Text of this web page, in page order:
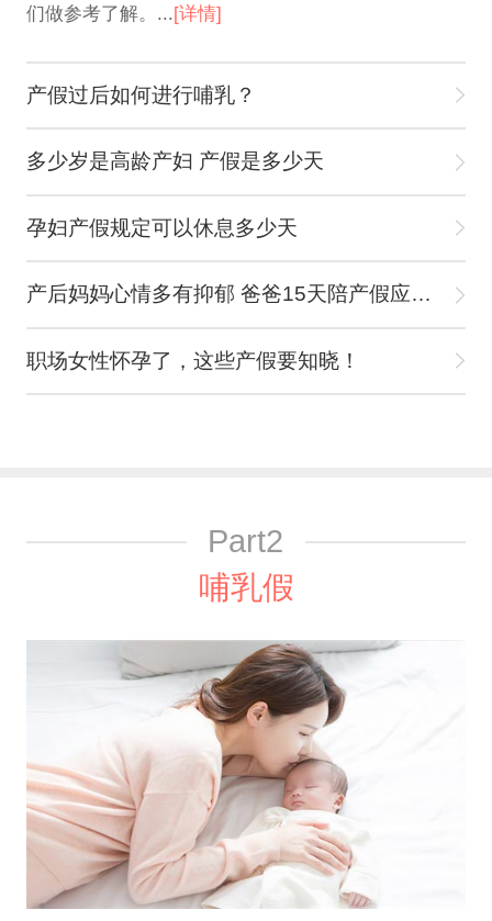
们做参考了解。...[详情]
产假过后如何进行哺乳？
多少岁是高龄产妇 产假是多少天
孕妇产假规定可以休息多少天
产后妈妈心情多有抑郁 爸爸15天陪产假应多关心产妇
职场女性怀孕了，这些产假要知晓！
Part2
哺乳假